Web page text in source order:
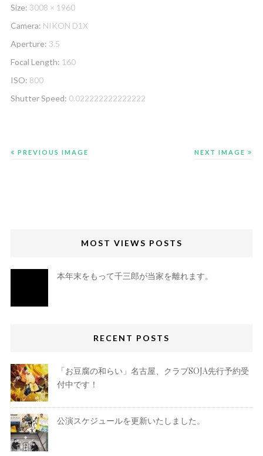
Size: 3008 × 1960
Camera: NIKON D1X
Aperture: 3.5
Focal Length: 160
ISO: 800
Shutter Speed: 0.022222222222222
PREVIOUS IMAGE NEXT IMAGE
MOST VIEWS POSTS
本年末をもって千三郎が当家を離れます。
RECENT POSTS
「お豆腐の和らい」名古屋、クラブSOJA先行予約受
付中です！
公演スケジュールを更新いたしました。